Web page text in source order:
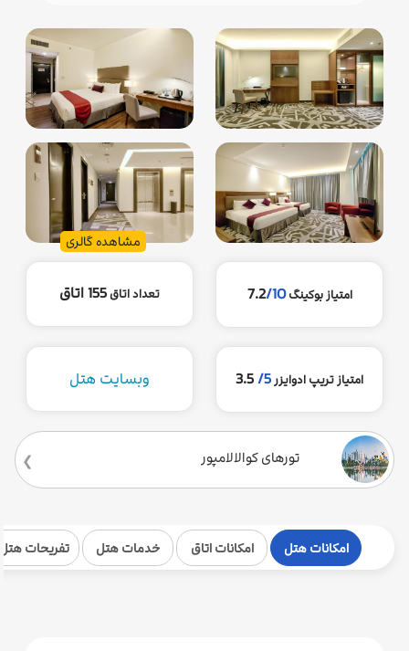
مشاهده گالری
امتیاز بوکینگ 7.2/10 تعداد اتاق155 اتاق
امتیاز تریپ ادوایزر5/ وبسایت هتل
تورهای کوالالامپور
امکانات هتل امکانات اتاق خدمات هتل تفریحات